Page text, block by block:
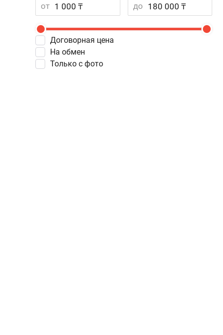
от до
Договорная цена
На обмен
Только с фото